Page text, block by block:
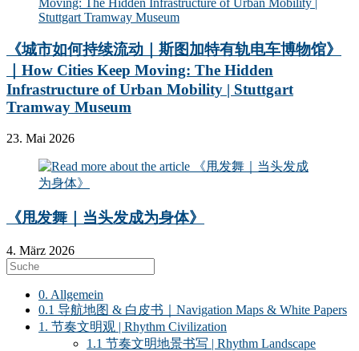
《城市如何持续流动｜斯图加特有轨电车博物馆》
｜How Cities Keep Moving: The Hidden
Infrastructure of Urban Mobility | Stuttgart
Tramway Museum
23. Mai 2026
《甩发舞｜当头发成为身体》
4. März 2026
0. Allgemein
0.1 导航地图 & 白皮书｜Navigation Maps & White Papers
1. 节奏文明观 | Rhythm Civilization
1.1 节奏文明地景书写 | Rhythm Landscape